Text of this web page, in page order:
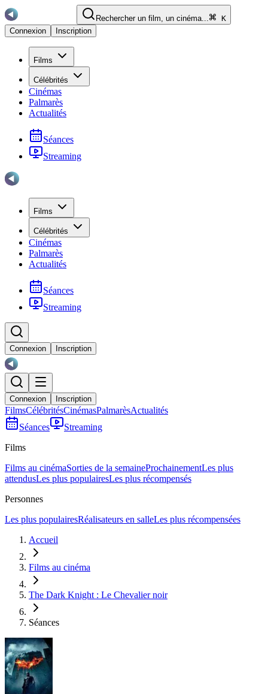
Rechercher un film, un cinéma...
K
Connexion
Inscription
Films
Célébrités
Cinémas
Palmarès
Actualités
Séances
Streaming
Films
Célébrités
Cinémas
Palmarès
Actualités
Séances
Streaming
Connexion Inscription
Connexion Inscription
FilmsCélébritésCinémasPalmarèsActualités
Séances
Streaming
Films
Films au cinémaSorties de la semaineProchainementLes plus
attendusLes plus populairesLes plus récompensés
Personnes
Les plus populairesRéalisateurs en salleLes plus récompensées
Accueil
Films au cinéma
The Dark Knight : Le Chevalier noir
Séances